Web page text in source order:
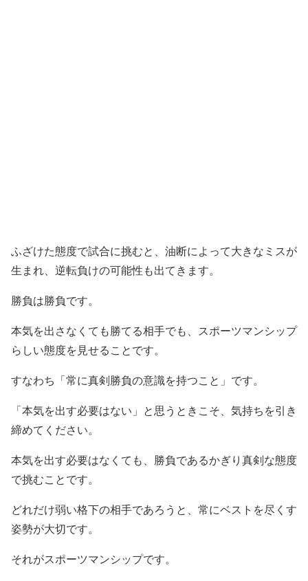
ふざけた態度で試合に挑むと、油断によって大きなミスが
生まれ、逆転負けの可能性も出てきます。
勝負は勝負です。
本気を出さなくても勝てる相手でも、スポーツマンシップ
らしい態度を見せることです。
すなわち「常に真剣勝負の意識を持つこと」です。
「本気を出す必要はない」と思うときこそ、気持ちを引き
締めてください。
本気を出す必要はなくても、勝負であるかぎり真剣な態度
で挑むことです。
どれだけ弱い格下の相手であろうと、常にベストを尽くす
姿勢が大切です。
それがスポーツマンシップです。